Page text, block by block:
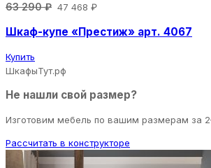
63 290 ₽ 47 468 ₽
Шкаф-купе «Престиж» арт. 4067
Купить
ШкафыТут.рф
Не нашли свой размер?
Изготовим мебель по вашим размерам за
Рассчитать в конструкторе